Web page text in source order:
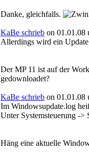
Danke, gleichfalls.
KaBe schrieb on 01.01.08
Allerdings wird ein
Der MP 11 ist auf der
gedownloadet?
KaBe schrieb on 01.01.08
Im Windowsupdate.log
Unter Systemsteuerung ->
Häng eine aktuelle